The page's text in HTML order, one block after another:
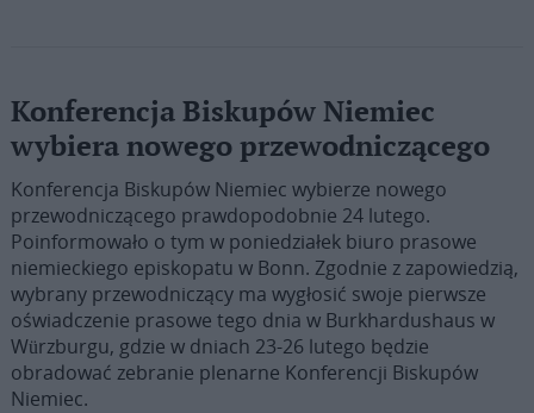
Konferencja Biskupów Niemiec
wybiera nowego przewodniczącego
Konferencja Biskupów Niemiec wybierze nowego
przewodniczącego prawdopodobnie 24 lutego.
Poinformowało o tym w poniedziałek biuro prasowe
niemieckiego episkopatu w Bonn. Zgodnie z zapowiedzią,
wybrany przewodniczący ma wygłosić swoje pierwsze
oświadczenie prasowe tego dnia w Burkhardushaus w
Würzburgu, gdzie w dniach 23-26 lutego będzie
obradować zebranie plenarne Konferencji Biskupów
Niemiec.